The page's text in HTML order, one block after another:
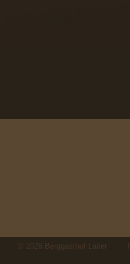
© 2026 Berggasthof Laiter